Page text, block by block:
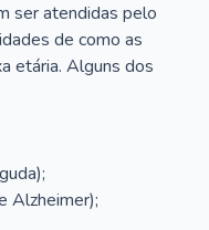
ser atendidas pelo
de como as
etária. Alguns dos
Alzheimer);